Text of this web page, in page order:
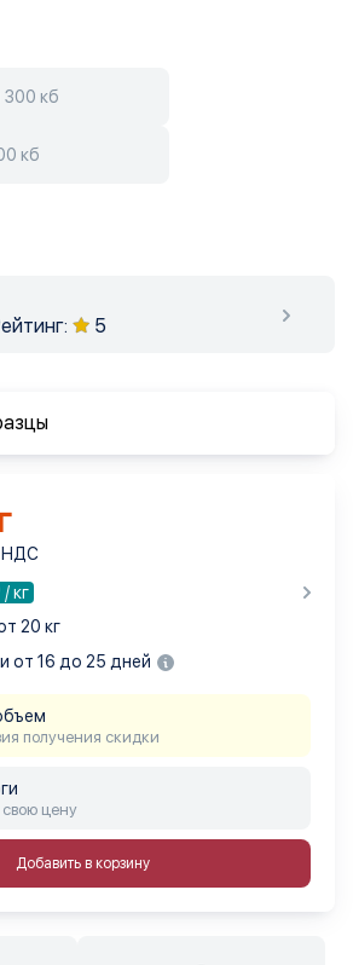
300 кб
кб
5
НДС
/ кг
20 кг
от 16 до 25 дней
получения скидки
цену
Добавить в корзину